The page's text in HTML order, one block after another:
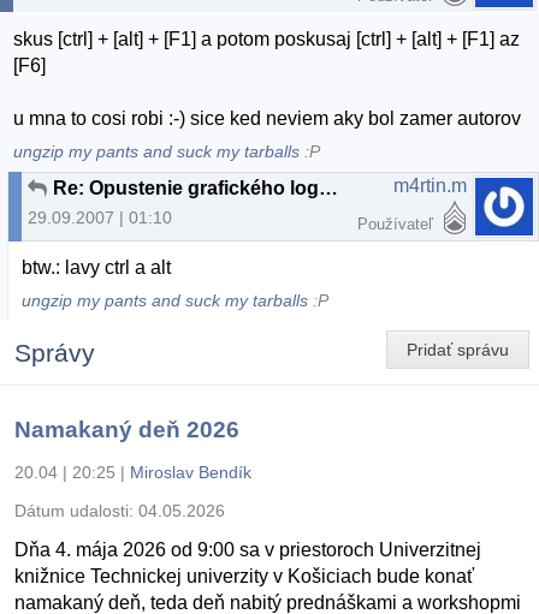
skus [ctrl] + [alt] + [F1] a potom poskusaj [ctrl] + [alt] + [F1] az
[F6]
u mna to cosi robi :-) sice ked neviem aky bol zamer autorov
ungzip my pants and suck my tarballs :P
Re: Opustenie grafického loga pri bootovaní?
29.09.2007 | 01:10
m4rtin.m
Používateľ
btw.: lavy ctrl a alt
ungzip my pants and suck my tarballs :P
Pridať správu
Správy
Namakaný deň 2026
20.04 | 20:25 | Miroslav Bendík
Dátum udalosti: 04.05.2026
Dňa 4. mája 2026 od 9:00 sa v priestoroch Univerzitnej
knižnice Technickej univerzity v Košiciach bude konať
namakaný deň, teda deň nabitý prednáškami a workshopmi